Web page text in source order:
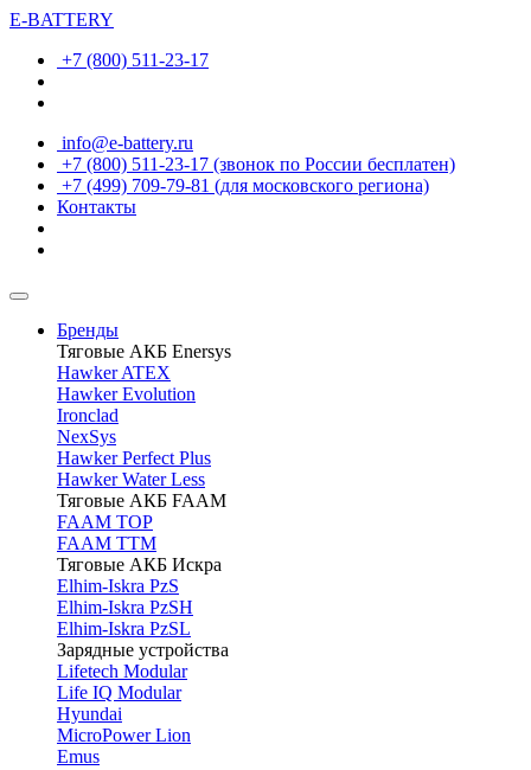
E-BATTERY
+7 (800) 511-23-17
info@e-battery.ru
+7 (800) 511-23-17 (звонок по России бесплатен)
+7 (499) 709-79-81 (для московского региона)
Контакты
Бренды
Тяговые АКБ Enersys
Hawker ATEX
Hawker Evolution
Ironclad
NexSys
Hawker Perfect Plus
Hawker Water Less
Тяговые АКБ FAAM
FAAM TOP
FAAM TTM
Тяговые АКБ Искра
Elhim-Iskra PzS
Elhim-Iskra PzSH
Elhim-Iskra PzSL
Зарядные устройства
Lifetech Modular
Life IQ Modular
Hyundai
MicroPower Lion
Emus